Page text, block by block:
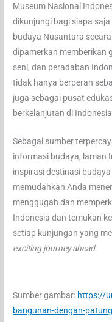
Museum Nasional
dikunjungi bagi siapa
budaya Nusantara
dipamerkan memberikan
seni, dan peradaban
tidak hanya berperan
juga sebagai pusat
berkelanjutan di
Sebagai sumber
informasi budaya, laman
inspirasi destinasi
memudahkan Anda
menggugah dan
Indonesia dan temukan
setiap kunjungan yang
exciting journey ahead.
Sumber gambar: https://
bangunan-dengan-